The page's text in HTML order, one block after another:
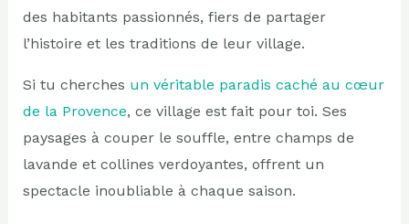
des habitants passionnés, fiers de partager
l’histoire et les traditions de leur village.
Si tu cherches un véritable paradis caché au cœur
de la Provence, ce village est fait pour toi. Ses
paysages à couper le souffle, entre champs de
lavande et collines verdoyantes, offrent un
spectacle inoubliable à chaque saison.